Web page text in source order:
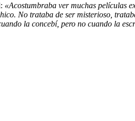
: «Acostumbraba ver muchas películas
No trataba de ser misterioso,
la concebí, pero no cuando la